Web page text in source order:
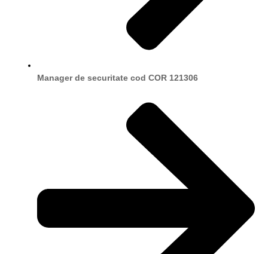
Manager de securitate cod COR 121306